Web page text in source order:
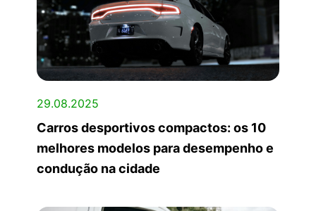
29.08.2025
Carros desportivos compactos: os 10
melhores modelos para desempenho e
condução na cidade